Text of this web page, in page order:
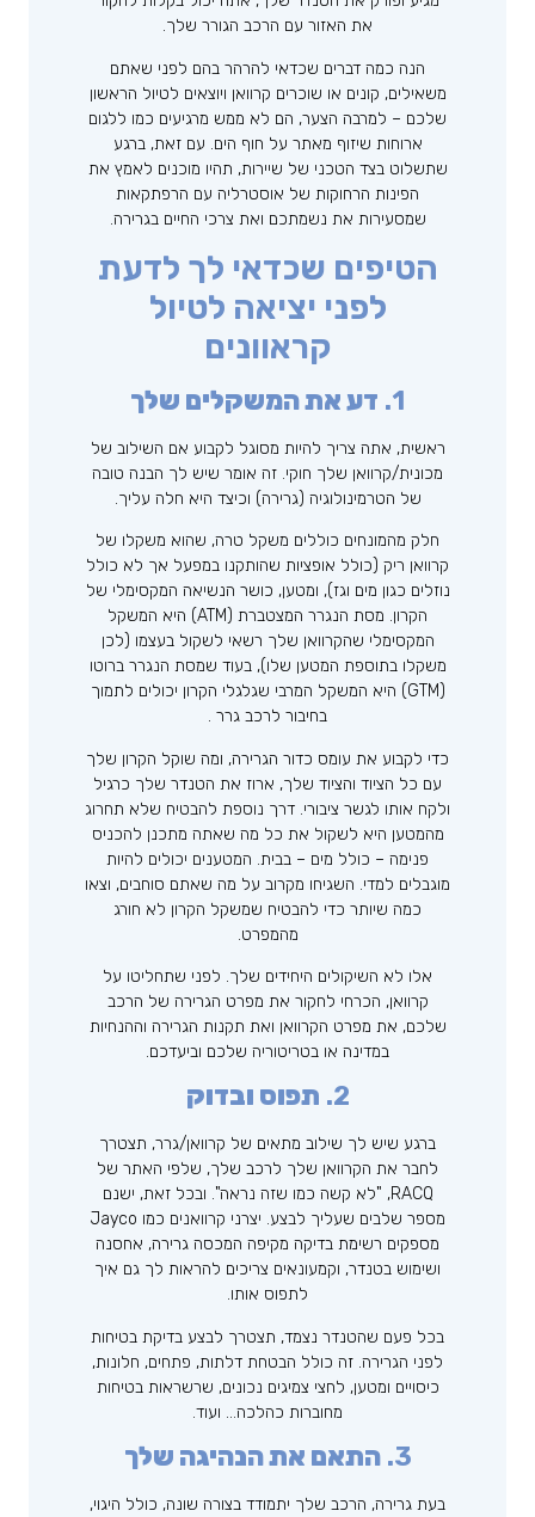
את האזור עם הרכב הגורר שלך.
הנה כמה דברים שכדאי להרהר בהם לפני שאתם
משאילים, קונים או שוכרים קרוואן ויוצאים לטיול הראשון
שלכם – למרבה הצער, הם לא ממש מרגיעים כמו ללגום
ארוחות שיזוף מאתר על חוף הים. עם זאת, ברגע
שתשלוט בצד הטכני של שיירות, תהיו מוכנים לאמץ את
הפינות הרחוקות של אוסטרליה עם הרפתקאות
שמסעירות את נשמתכם ואת צרכי החיים בגרירה.
הטיפים שכדאי לך לדעת
לפני יציאה לטיול
קראוונים
1. דע את המשקלים שלך
ראשית, אתה צריך להיות מסוגל לקבוע אם השילוב של
מכונית/קרוואן שלך חוקי. זה אומר שיש לך הבנה טובה
של הטרמינולוגיה (גרירה) וכיצד היא חלה עליך.
חלק מהמונחים כוללים משקל טרה, שהוא משקלו של
קרוואן ריק (כולל אופציות שהותקנו במפעל אך לא כולל
נוזלים כגון מים וגז), ומטען, כושר הנשיאה המקסימלי של
הקרון. מסת הנגרר המצטברת (ATM) היא המשקל
המקסימלי שהקרוואן שלך רשאי לשקול בעצמו (לכן
משקלו בתוספת המטען שלו), בעוד שמסת הנגרר ברוטו
(GTM) היא המשקל המרבי שגלגלי הקרון יכולים לתמוך
בחיבור לרכב גרר .
כדי לקבוע את עומס כדור הגרירה, ומה שוקל הקרון שלך
עם כל הציוד והציוד שלך, ארוז את הטנדר שלך כרגיל
ולקח אותו לגשר ציבורי. דרך נוספת להבטיח שלא תחרוג
מהמטען היא לשקול את כל מה שאתה מתכנן להכניס
פנימה – כולל מים – בבית. המטענים יכולים להיות
מוגבלים למדי. השגיחו מקרוב על מה שאתם סוחבים, וצאו
כמה שיותר כדי להבטיח שמשקל הקרון לא חורג
מהמפרט.
אלו לא השיקולים היחידים שלך. לפני שתחליטו על
קרוואן, הכרחי לחקור את מפרט הגרירה של הרכב
שלכם, את מפרט הקרוואן ואת תקנות הגרירה וההנחיות
במדינה או בטריטוריה שלכם וביעדכם.
2. תפוס ובדוק
ברגע שיש לך שילוב מתאים של קרוואן/גרר, תצטרך
לחבר את הקרוואן שלך לרכב שלך, שלפי האתר של
RACQ, "לא קשה כמו שזה נראה". ובכל זאת, ישנם
מספר שלבים שעליך לבצע. יצרני קרוואנים כמו Jayco
מספקים רשימת בדיקה מקיפה המכסה גרירה, אחסנה
ושימוש בטנדר, וקמעונאים צריכים להראות לך גם איך
לתפוס אותו.
בכל פעם שהטנדר נצמד, תצטרך לבצע בדיקת בטיחות
לפני הגרירה. זה כולל הבטחת דלתות, פתחים, חלונות,
כיסויים ומטען, לחצי צמיגים נכונים, שרשראות בטיחות
מחוברות כהלכה… ועוד.
3. התאם את הנהיגה שלך
בעת גרירה, הרכב שלך יתמודד בצורה שונה, כולל היגוי,